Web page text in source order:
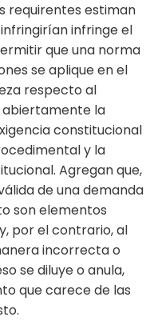
requirentes estiman
infringe el
que una norma
se aplique en el
respecto al
abiertamente la
constitucional
y la
Agregan que,
de una demanda
son elementos
por el contrario, al
incorrecta o
se diluye o anula,
que carece de las